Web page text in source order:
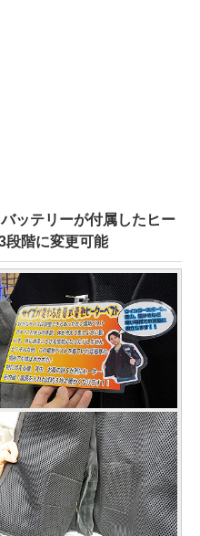
ッテリーが付属したヒー
段階に変更可能